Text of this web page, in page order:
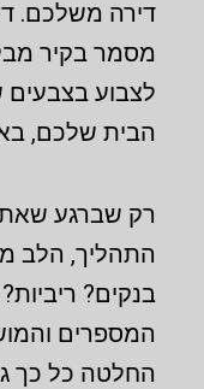
דירה משלכם.
מסמר בקיר
לצבוע
הבית שלכם,
רק שברגע
התהליך, הלב
בנקים?
המספרים
החלטה כל כך